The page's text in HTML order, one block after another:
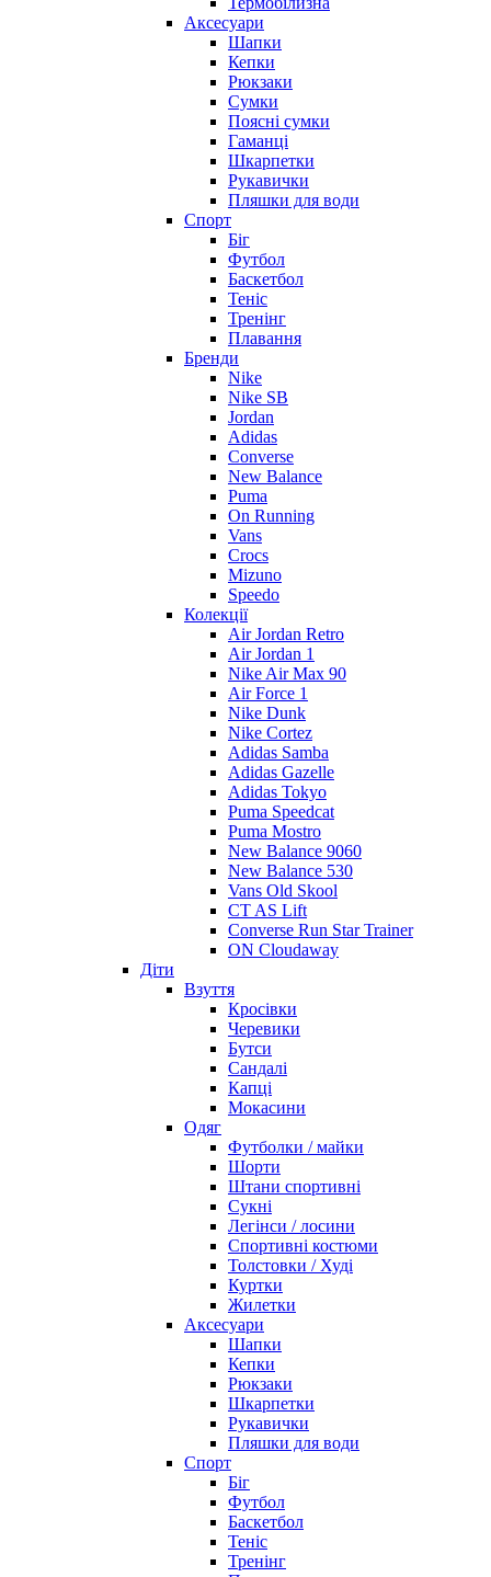
Аксесуари
Шапки
Кепки
Рюкзаки
Сумки
Поясні сумки
Гаманці
Шкарпетки
Рукавички
Пляшки для води
Спорт
Біг
Футбол
Баскетбол
Теніс
Тренінг
Плавання
Бренди
Nike
Nike SB
Jordan
Adidas
Converse
New Balance
Puma
On Running
Vans
Crocs
Mizuno
Speedo
Колекції
Air Jordan Retro
Air Jordan 1
Nike Air Max 90
Air Force 1
Nike Dunk
Nike Cortez
Adidas Samba
Adidas Gazelle
Adidas Tokyo
Puma Speedcat
Puma Mostro
New Balance 9060
New Balance 530
Vans Old Skool
CT AS Lift
Converse Run Star Trainer
ON Cloudaway
Діти
Взуття
Кросівки
Черевики
Бутси
Сандалі
Капці
Мокасини
Одяг
Футболки / майки
Шорти
Штани спортивні
Сукні
Легінси / лосини
Спортивні костюми
Толстовки / Худі
Куртки
Жилетки
Аксесуари
Шапки
Кепки
Рюкзаки
Шкарпетки
Рукавички
Пляшки для води
Спорт
Біг
Футбол
Баскетбол
Теніс
Тренінг